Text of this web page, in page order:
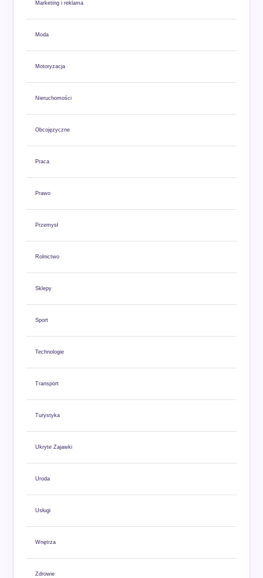
Marketing i reklama
Moda
Motoryzacja
Nieruchomości
Obcojęzyczne
Praca
Prawo
Przemysł
Rolnictwo
Sklepy
Sport
Technologie
Transport
Turystyka
Ukryte Zajawki
Uroda
Usługi
Wnętrza
Zdrowie